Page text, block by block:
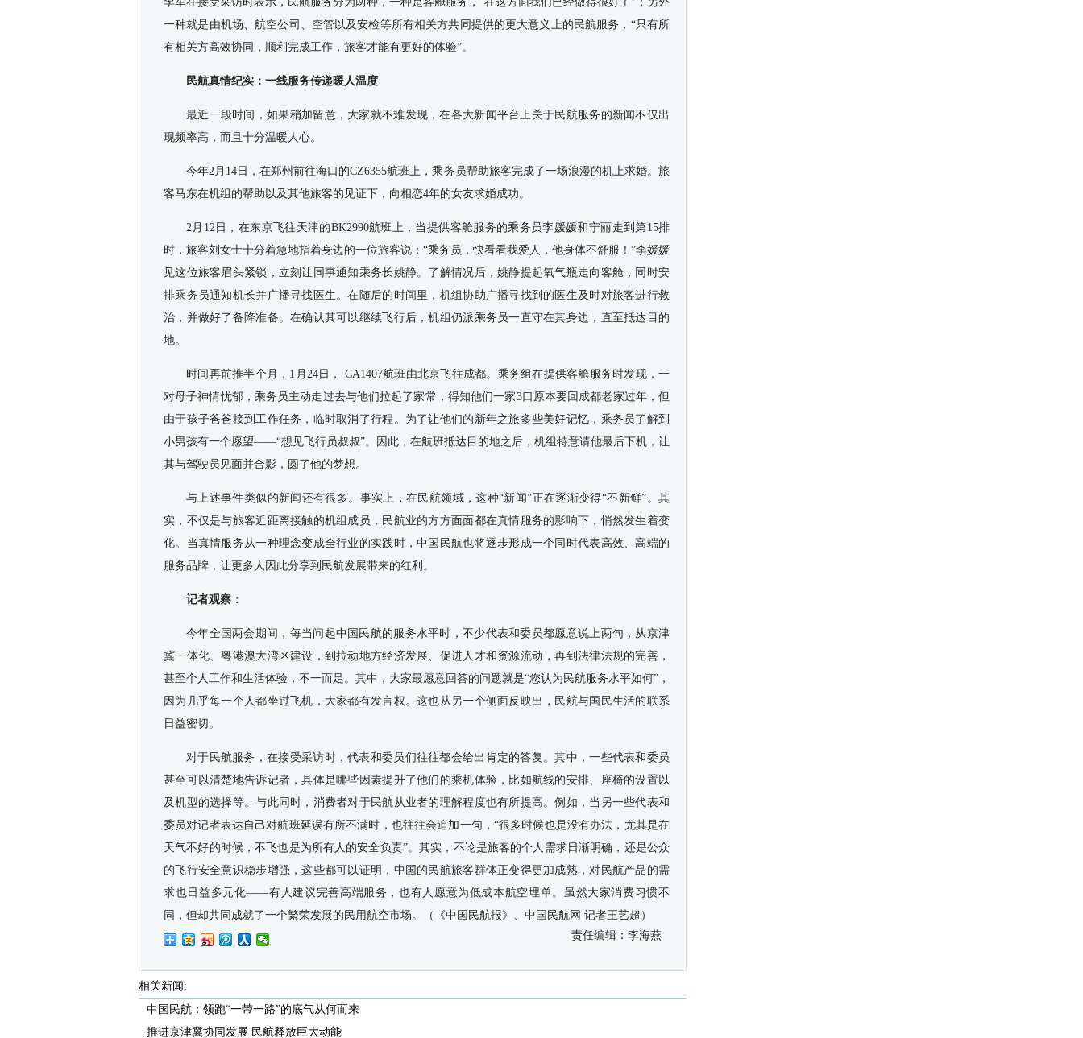
一种就是由机场、航空公司、空管以及安检等所有相关方共同提供的更大意义上的民航服务，“只有所
有相关方高效协同，顺利完成工作，旅客才能有更好的体验”。
民航真情纪实：一线服务传递暖人温度
最近一段时间，如果稍加留意，大家就不难发现，在各大新闻平台上关于民航服务的新闻不仅出
现频率高，而且十分温暖人心。
今年2月14日，在郑州前往海口的CZ6355航班上，乘务员帮助旅客完成了一场浪漫的机上求婚。旅
客马东在机组的帮助以及其他旅客的见证下，向相恋4年的女友求婚成功。
2月12日，在东京飞往天津的BK2990航班上，当提供客舱服务的乘务员李媛媛和宁丽走到第15排
时，旅客刘女士十分着急地指着身边的一位旅客说：“乘务员，快看看我爱人，他身体不舒服！”李媛媛
见这位旅客眉头紧锁，立刻让同事通知乘务长姚静。了解情况后，姚静提起氧气瓶走向客舱，同时安
排乘务员通知机长并广播寻找医生。在随后的时间里，机组协助广播寻找到的医生及时对旅客进行救
治，并做好了备降准备。在确认其可以继续飞行后，机组仍派乘务员一直守在其身边，直至抵达目的
地。
时间再前推半个月，1月24日， CA1407航班由北京飞往成都。乘务组在提供客舱服务时发现，一
对母子神情忧郁，乘务员主动走过去与他们拉起了家常，得知他们一家3口原本要回成都老家过年，但
由于孩子爸爸接到工作任务，临时取消了行程。为了让他们的新年之旅多些美好记忆，乘务员了解到
小男孩有一个愿望——“想见飞行员叔叔”。因此，在航班抵达目的地之后，机组特意请他最后下机，让
其与驾驶员见面并合影，圆了他的梦想。
与上述事件类似的新闻还有很多。事实上，在民航领域，这种“新闻”正在逐渐变得“不新鲜”。其
实，不仅是与旅客近距离接触的机组成员，民航业的方方面面都在真情服务的影响下，悄然发生着变
化。当真情服务从一种理念变成全行业的实践时，中国民航也将逐步形成一个同时代表高效、高端的
服务品牌，让更多人因此分享到民航发展带来的红利。
记者观察：
今年全国两会期间，每当问起中国民航的服务水平时，不少代表和委员都愿意说上两句，从京津
冀一体化、粤港澳大湾区建设，到拉动地方经济发展、促进人才和资源流动，再到法律法规的完善，
甚至个人工作和生活体验，不一而足。其中，大家最愿意回答的问题就是“您认为民航服务水平如何”，
因为几乎每一个人都坐过飞机，大家都有发言权。这也从另一个侧面反映出，民航与国民生活的联系
日益密切。
对于民航服务，在接受采访时，代表和委员们往往都会给出肯定的答复。其中，一些代表和委员
甚至可以清楚地告诉记者，具体是哪些因素提升了他们的乘机体验，比如航线的安排、座椅的设置以
及机型的选择等。与此同时，消费者对于民航从业者的理解程度也有所提高。例如，当另一些代表和
委员对记者表达自己对航班延误有所不满时，也往往会追加一句，“很多时候也是没有办法，尤其是在
天气不好的时候，不飞也是为所有人的安全负责”。其实，不论是旅客的个人需求日渐明确，还是公众
的飞行安全意识稳步增强，这些都可以证明，中国的民航旅客群体正变得更加成熟，对民航产品的需
求也日益多元化——有人建议完善高端服务，也有人愿意为低成本航空埋单。虽然大家消费习惯不
同，但却共同成就了一个繁荣发展的民用航空市场。（《中国民航报》、中国民航网 记者王艺超）
责任编辑： 李海燕
相关新闻:
中国民航：领跑“一带一路”的底气从何而来
推进京津冀协同发展 民航释放巨大动能